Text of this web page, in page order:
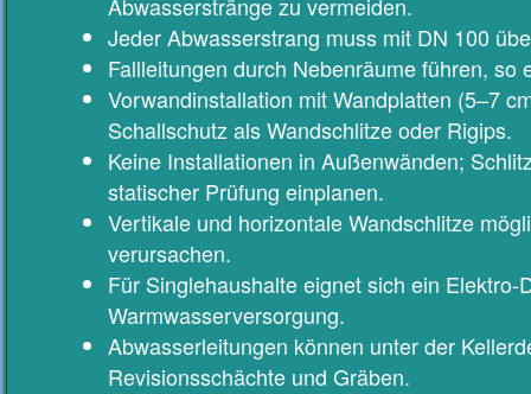
Abwasserstränge zu vermeiden.
Jeder Abwasserstrang muss mit DN 100
Fallleitungen durch Nebenräume führen,
Vorwandinstallation mit Wandplatten (5–7
Schallschutz als Wandschlitze oder Rigips.
Keine Installationen in Außenwänden;
statischer Prüfung einplanen.
Vertikale und horizontale Wandschlitze
verursachen.
Für Singlehaushalte eignet sich ein Elektro-
Warmwasserversorgung.
Abwasserleitungen können unter der
Revisionsschächte und Gräben.